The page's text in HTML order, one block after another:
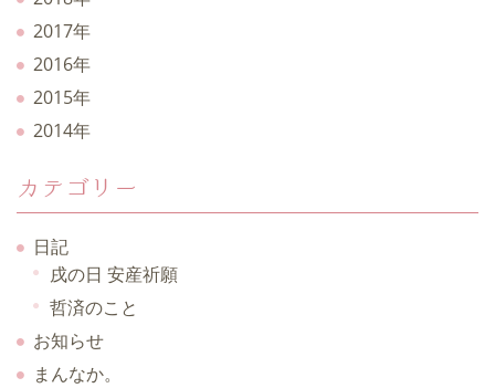
2017年
2016年
2015年
2014年
カテゴリー
日記
戌の日 安産祈願
哲済のこと
お知らせ
まんなか。